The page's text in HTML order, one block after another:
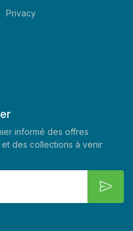
Privacy
informé des offres
des collections à venir